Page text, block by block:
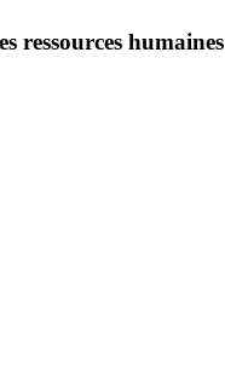
ressources humaines